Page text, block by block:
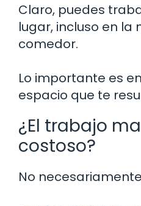
Claro, puedes
lugar, incluso en la
comedor.
Lo importante es
espacio que te
¿El trabajo
costoso?
No